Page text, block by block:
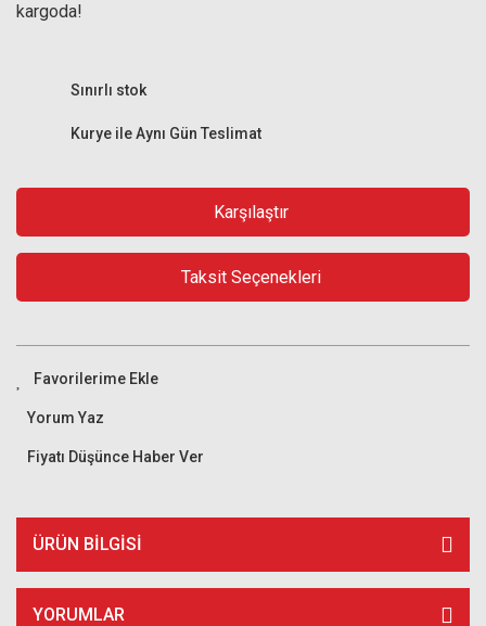
kargoda!
Kurye ile Aynı Gün Teslimat
Sınırlı stok
Karşılaştır
Taksit Seçenekleri
Yorum Yaz
Fiyatı Düşünce Haber Ver
ÜRÜN BILGISI
YORUMLAR